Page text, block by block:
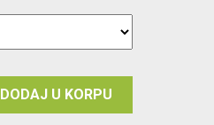
DODAJ U KORPU